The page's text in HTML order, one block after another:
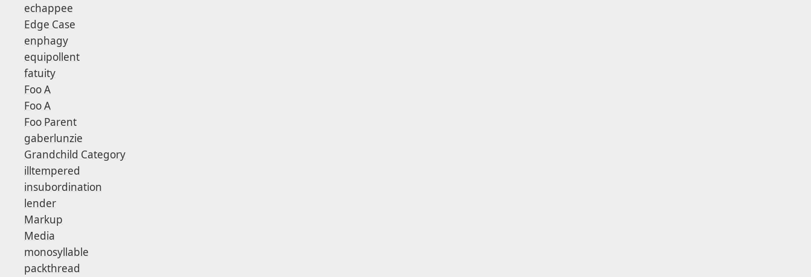
echappee
Edge Case
enphagy
equipollent
fatuity
Foo A
Foo A
Foo Parent
gaberlunzie
Grandchild Category
illtempered
insubordination
lender
Markup
Media
monosyllable
packthread